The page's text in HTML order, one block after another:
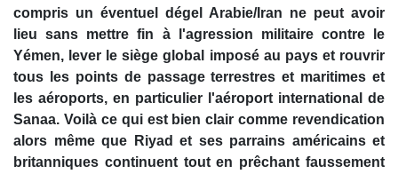
compris un éventuel dégel Arabie/Iran ne peut avoir
lieu sans mettre fin à l'agression militaire contre le
Yémen, lever le siège global imposé au pays et rouvrir
tous les points de passage terrestres et maritimes et
les aéroports, en particulier l'aéroport international de
Sanaa. Voilà ce qui est bien clair comme revendication
alors même que Riyad et ses parrains américains et
britanniques continuent tout en prêchant faussement